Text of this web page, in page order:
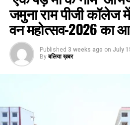
जमुना राम पीजी कॉलेज
वन महोत्सव-2026 का
Published 3 weeks ago on July
By बलिया ख़बर